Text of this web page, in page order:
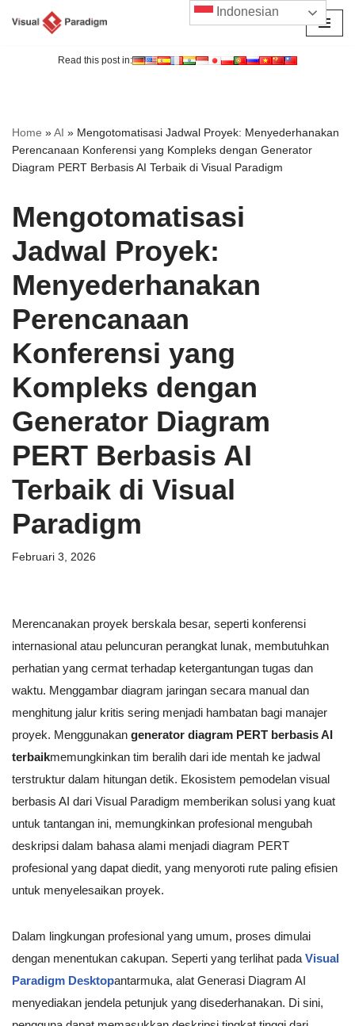
Read this post in:
Home »AI » Mengotomatisasi Jadwal Proyek: Menyederhanakan
Perencanaan Konferensi yang Kompleks dengan Generator
Diagram PERT Berbasis AI Terbaik di Visual Paradigm
Mengotomatisasi
Jadwal Proyek:
Menyederhanakan
Perencanaan
Konferensi yang
Kompleks dengan
Generator Diagram
PERT Berbasis AI
Terbaik di Visual
Paradigm
Februari 3, 2026
Merencanakan proyek berskala besar, seperti konferensi
internasional atau peluncuran perangkat lunak, membutuhkan
perhatian yang cermat terhadap ketergantungan tugas dan
waktu. Menggambar diagram jaringan secara manual dan
menghitung jalur kritis sering menjadi hambatan bagi manajer
proyek. Menggunakan generator diagram PERT berbasis AI
terbaikmemungkinkan tim beralih dari ide mentah ke jadwal
terstruktur dalam hitungan detik. Ekosistem pemodelan visual
berbasis AI dari Visual Paradigm memberikan solusi yang kuat
untuk tantangan ini, memungkinkan profesional mengubah
deskripsi dalam bahasa alami menjadi diagram PERT
profesional yang dapat diedit, yang menyoroti rute paling efisien
untuk menyelesaikan proyek.
Dalam lingkungan profesional yang umum, proses dimulai
dengan menentukan cakupan. Seperti yang terlihat pada Visual
Paradigm Desktopantarmuka, alat Generasi Diagram AI
menyediakan jendela petunjuk yang disederhanakan. Di sini,
Indonesian